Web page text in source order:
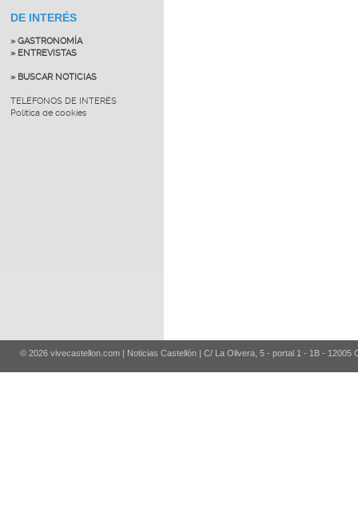
DE INTERÉS
» GASTRONOMÍA
» ENTREVISTAS
» BUSCAR NOTICIAS
TELÉFONOS DE INTERÉS
Política de cookies
© 2026 vivecastellon.com | Noticias Castellón | C/ La Olivera, 5 - portal 1 - 1B - 12005